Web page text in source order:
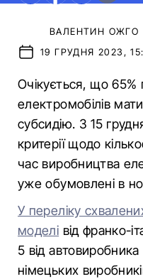
ВАЛЕНТИН ОЖГО
19 ГРУДНЯ 2023,
Очікується, що 65%
електромобілів
субсидію. З 15
критерії щодо
час виробництва
уже обумовлені в
У переліку
моделі від франко-
5 від
німецьких